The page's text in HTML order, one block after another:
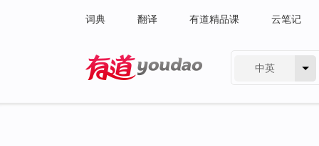
词典 翻译 有道精品课 云笔记
中英